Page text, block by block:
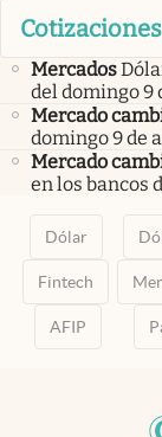
Cotizaciones
Mercados
del domingo 9
Mercado
domingo 9 de
Mercado
en los bancos
Dólar
Fintech
AFIP